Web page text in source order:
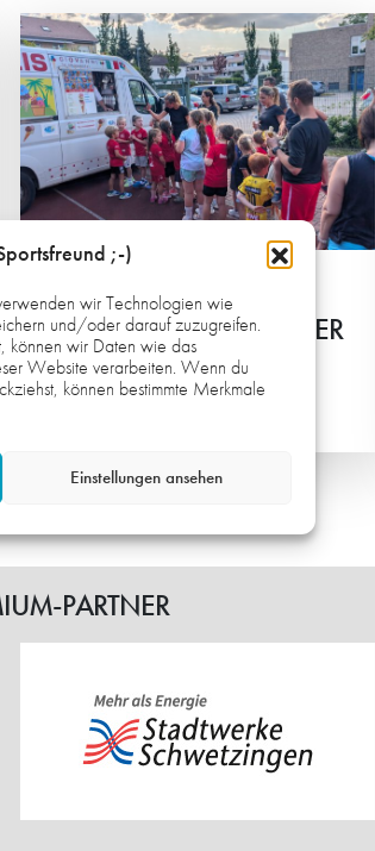
;-)
wir Technologien wie
und/oder darauf zuzugreifen.
können wir Daten wie das
Website verarbeiten. Wenn du
können bestimmte Merkmale
Einstellungen ansehen
26. JULI 2026
STRAHLENDE GESICHTER
BEI JUNG UND ALT
Weiterlesen
“MAN BEKOMMT SO
VIEL ZURÜCK”
Petra Frank und Iryna Konkova
sind die „Ehrenamtlichen des
Jahres 2026“ von HG und
Stadtwerken Schwetzingen.
PARTNER